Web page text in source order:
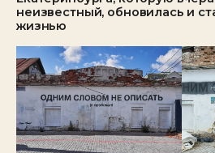
неизвестный, обновилась и
жизнью